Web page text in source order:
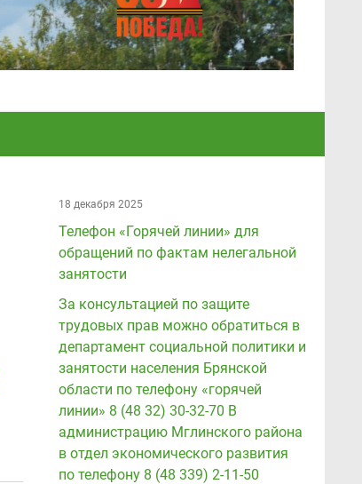
18 декабря 2025
Телефон «Горячей линии» для
обращений по фактам нелегальной
занятости
За консультацией по защите
трудовых прав можно обратиться в
департамент социальной политики и
занятости населения Брянской
области по телефону «горячей
линии» 8 (48 32) 30-32-70 В
администрацию Мглинского района
в отдел экономического развития
по телефону 8 (48 339) 2-11-50